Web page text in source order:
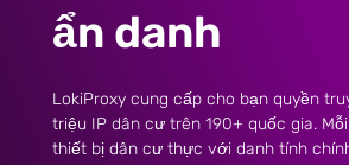
ẩn danh
LokiProxy cung cấp cho bạn quyền
triệu IP dân cư trên 190+ quốc gia.
thiết bị dân cư thực với danh tính